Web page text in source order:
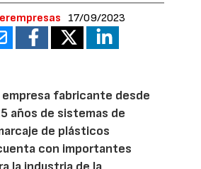
17/09/2023
empresa fabricante desde
años de sistemas de
de plásticos
con importantes